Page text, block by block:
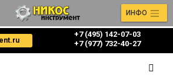
+7 (495) 142-07-03
‎‎+7 (977) 732-40-27
ИНФО